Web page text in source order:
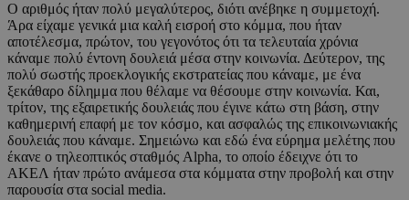
Ο αριθμός ήταν πολύ μεγαλύτερος, διότι ανέβηκε η συμμετοχή.
Άρα είχαμε γενικά μια καλή εισροή στο κόμμα, που ήταν
αποτέλεσμα, πρώτον, του γεγονότος ότι τα τελευταία χρόνια
κάναμε πολύ έντονη δουλειά μέσα στην κοινωνία. Δεύτερον, της
πολύ σωστής προεκλογικής εκστρατείας που κάναμε, με ένα
ξεκάθαρο δίλημμα που θέλαμε να θέσουμε στην κοινωνία. Και,
τρίτον, της εξαιρετικής δουλειάς που έγινε κάτω στη βάση, στην
καθημερινή επαφή με τον κόσμο, και ασφαλώς της επικοινωνιακής
δουλειάς που κάναμε. Σημειώνω και εδώ ένα εύρημα μελέτης που
έκανε ο τηλεοπτικός σταθμός Alpha, το οποίο έδειχνε ότι το
ΑΚΕΛ ήταν πρώτο ανάμεσα στα κόμματα στην προβολή και στην
παρουσία στα social media.